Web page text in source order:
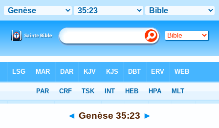
Chapitre 35 > Verset 23
◄ Genèse 35:23 ►